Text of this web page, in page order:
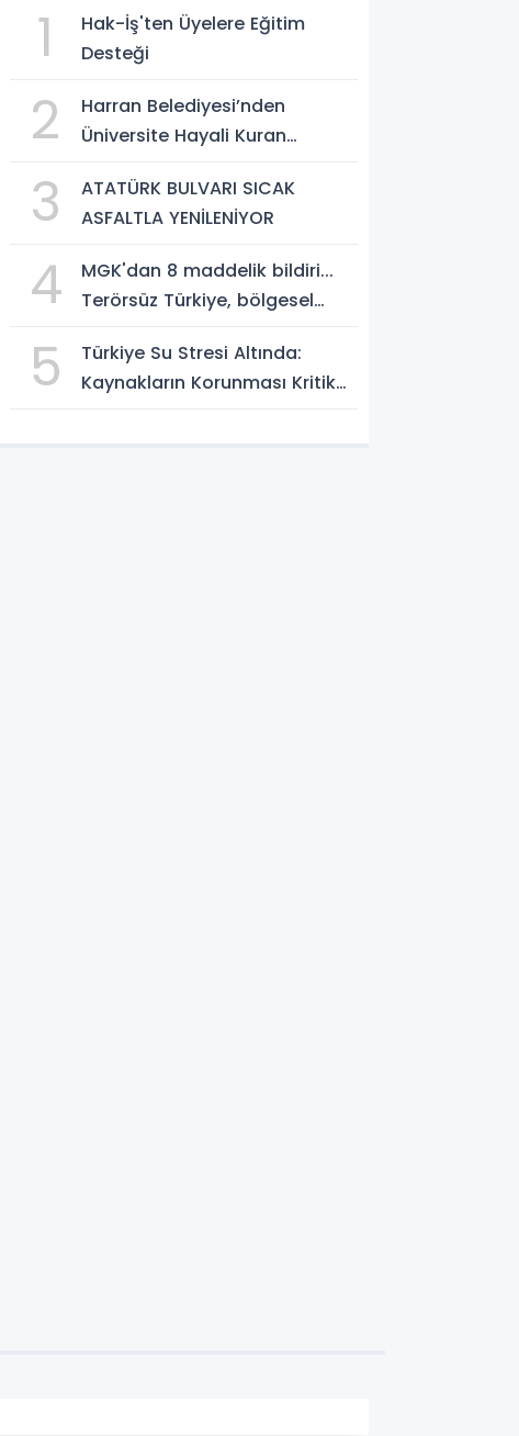
1
Hak-İş'ten Üyelere Eğitim
Desteği
2
Harran Belediyesi’nden
Üniversite Hayali Kuran
Danışmanlığı
3
ATATÜRK BULVARI SICAK
ASFALTLA YENİLENİYOR
4
MGK'dan 8 maddelik bildiri...
Terörsüz Türkiye, bölgesel
5
Türkiye Su Stresi Altında:
Kaynakların Korunması Kritik